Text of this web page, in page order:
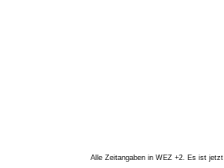
Alle Zeitangaben in WEZ +2. Es ist jetzt